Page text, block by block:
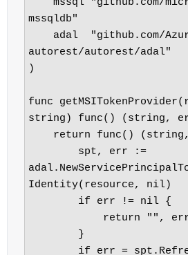
mssqldb"
autorest/autorest/adal"
)
func
string) func() (string,
Identity(resource, nil)